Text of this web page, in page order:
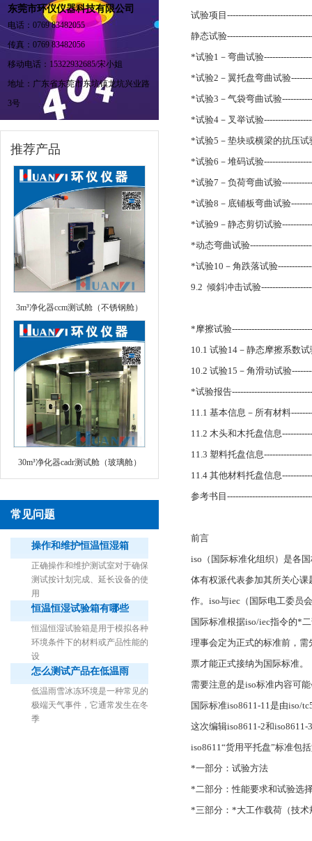
东莞市环仪仪器科技有限公司
电话：0769 83482055
传真：0769 83482056
移动电话：15322932685/宋小姐
地址：广东省东莞市东坑镇龙坑兴业路
3号
推荐产品
3m³净化器ccm测试舱（不锈钢舱）
30m³净化器cadr测试舱（玻璃舱）
常见问题
操作和维护恒温恒湿箱
正确操作和维护测试室对于确保
测试按计划完成、延长设备的使
用
恒温恒湿试验箱有哪些
恒温恒湿试验箱是用于模拟各种
环境条件下的材料或产品性能的
设
怎么测试产品在低温雨
低温雨雪冰冻环境是一种常见的
极端天气事件，它通常发生在冬
季
试验项目
静态试验
*试验1－弯曲试验
*试验2－翼托盘弯曲试验
*试验3－气袋弯曲试验
*试验4－叉举试验
*试验5－垫块或横梁的抗压试
*试验6－堆码试验
*试验7－负荷弯曲试验
*试验8－底铺板弯曲试验
*试验9－静态剪切试验
*动态弯曲试验
*试验10－角跌落试验
9.2 倾斜冲击试验
*摩擦试验
10.1 试验14－静态摩擦系数试
10.2 试验15－角滑动试验
*试验报告
11.1 基本信息－所有材料
11.2 木头和木托盘信息
11.3 塑料托盘信息
11.4 其他材料托盘信息
参考书目
前言
iso（国际标准化组织）是各
体有权派代表参加其所关心
作。iso与iec（国际电工委员
国际标准根据iso/iec指令的*
理事会定为正式的标准前，
票才能正式接纳为国际标准。
需要注意的是iso标准内容可
国际标准iso8611-11是由iso/
这次编辑iso8611-2和
iso8611“货用平托盘”标准包
*一部分：试验方法
*二部分：性能要求和试验选
*三部分：*大工作载荷（技术